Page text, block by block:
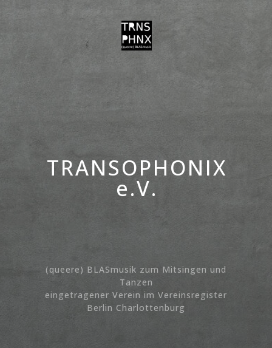
TRANSOPHONIX
e.V.
(queere) BLASmusik zum Mitsingen und
Tanzen
eingetragener Verein im Vereinsregister
Berlin Charlottenburg